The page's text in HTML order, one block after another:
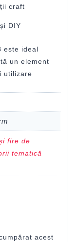
craft
DIY
este ideal
un element
utilizare
fire de
tematică
acest